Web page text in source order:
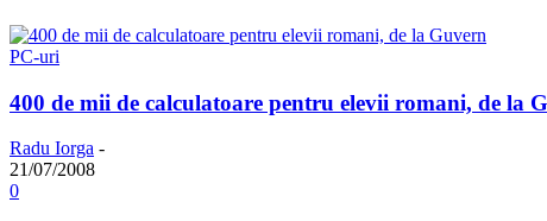
PC-uri
400 de mii de calculatoare pentru elevii romani, de la
Radu Iorga -
21/07/2008
0